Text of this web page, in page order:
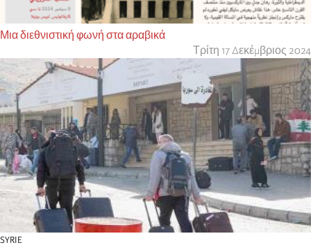
Μια διεθνιστική φωνή στα αραβικά
Τρίτη 17 Δεκέμβριος 2024
SYRIE